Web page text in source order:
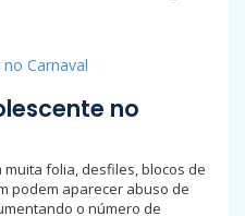
no
muita folia, desfiles, blocos de
podem aparecer abuso de
o número de